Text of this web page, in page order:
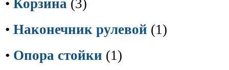
• Корзина (3)
• Наконечник рулевой (1)
• Опора стойки (1)